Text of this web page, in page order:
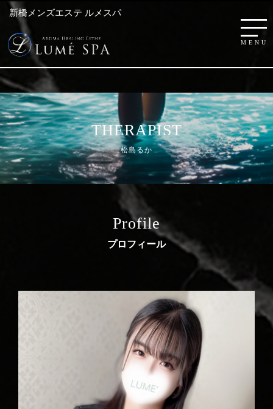
新橋メンズエステ ルメスパ
THERAPIST
松島るか
Profile
プロフィール